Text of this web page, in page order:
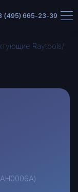
(495) 665-23-39
Raytools/